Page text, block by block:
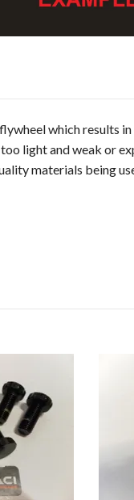
which results
light and weak or
materials being